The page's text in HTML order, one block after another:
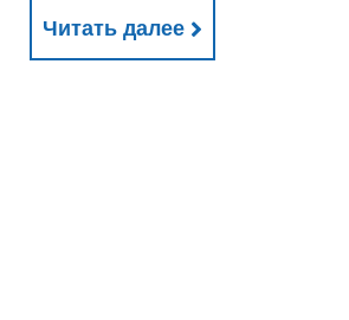
Читать далее